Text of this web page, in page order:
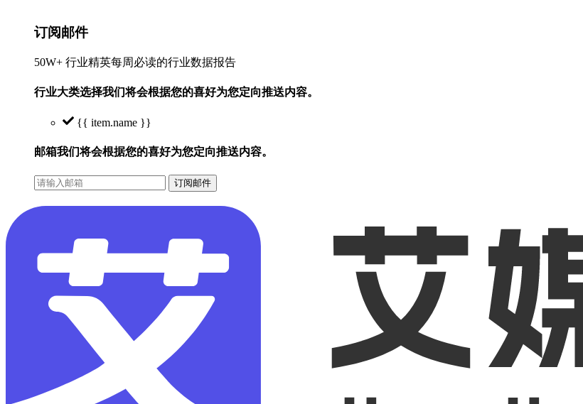
订阅邮件
50W+ 行业精英每周必读的行业数据报告
行业大类选择我们将会根据您的喜好为您定向推送内容。
{{ item.name }}
邮箱我们将会根据您的喜好为您定向推送内容。
订阅邮件